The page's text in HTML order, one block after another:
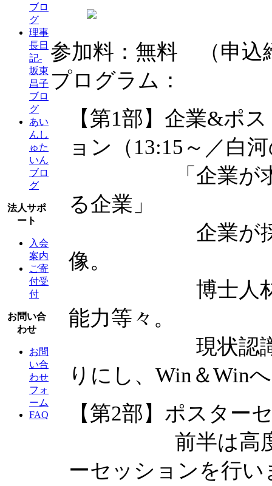
ブロ
グ
理事
長日
記-
坂東
昌子
ブロ
グ
あい
んし
ゅた
いん
ブロ
グ
法人サポ
ート
入会
案内
ご寄
付受
付
お問い合
わせ
お問
い合
わせ
フォ
ーム
FAQ
参加料：無料 （申込
プログラム：
【第1部】企業&ポ
ョン（13:15～／白
「企業が求め
る企業」
企業が採用し
像。
博士人材が就
能力等々。
現状認識を高
りにし、Win＆Win
【第2部】ポスター
前半は高度人
ーセッションを行い